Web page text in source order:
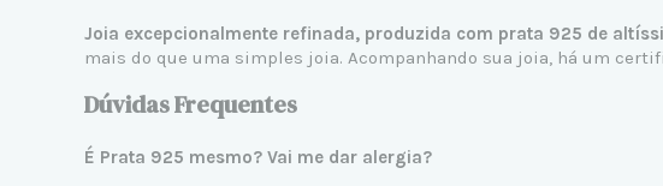
Joia excepcionalmente refinada, produzida com prata 925 de
mais do que uma simples joia. Acompanhando sua joia, há um
Dúvidas Frequentes
É Prata 925 mesmo? Vai me dar alergia?